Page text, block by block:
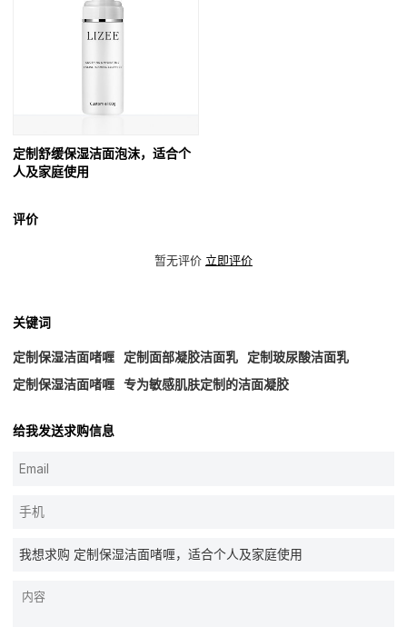
定制舒缓保湿洁面泡沫，适合个
人及家庭使用
评价
暂无评价 立即评价
关键词
定制保湿洁面啫喱 定制面部凝胶洁面乳
定制玻尿酸洁面乳
定制保湿洁面啫喱
专为敏感肌肤定制的洁面凝胶
给我发送求购信息